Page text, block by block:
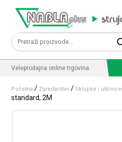
Pretraži:
Veleprodajna online trgovina
Početna / Zgradarstvo / Sklopke i utičnice
standard, 2M